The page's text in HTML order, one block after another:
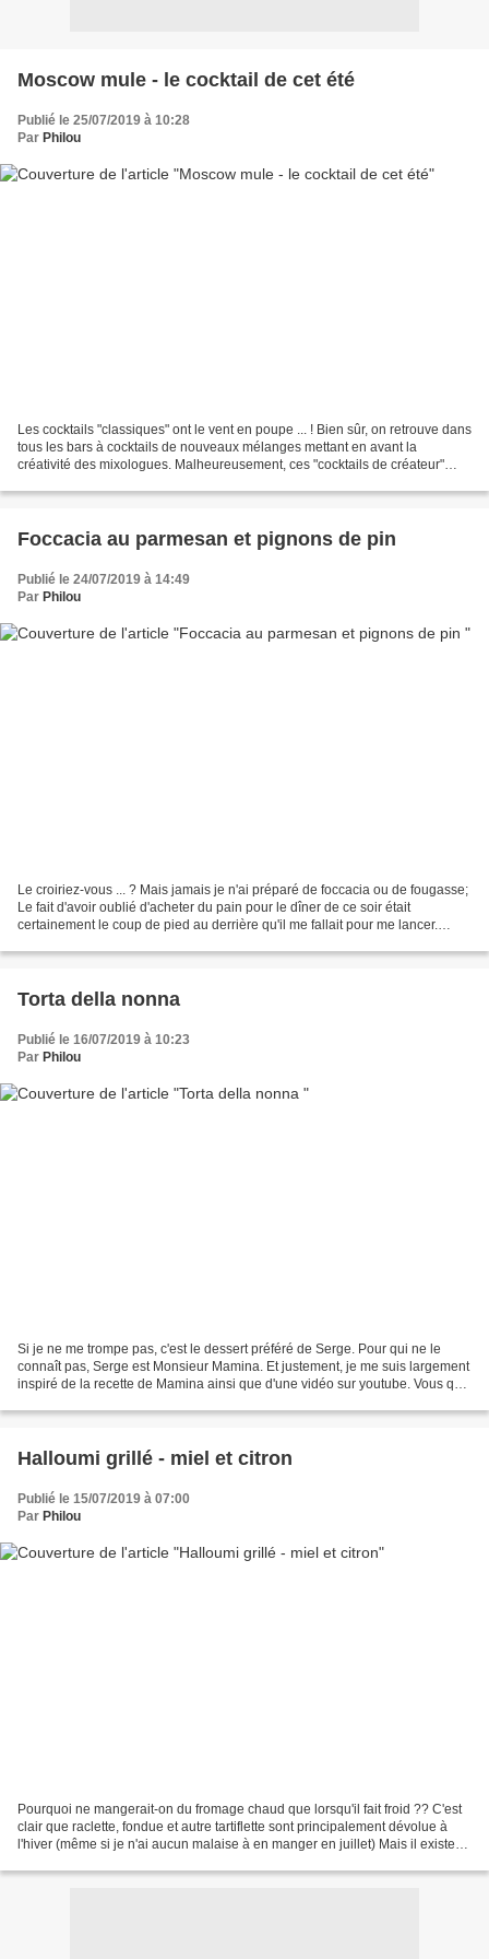
Moscow mule - le cocktail de cet été
Publié le 25/07/2019 à 10:28
Par Philou
Les cocktails "classiques" ont le vent en poupe ... ! Bien sûr, on retrouve dans
tous les bars à cocktails de nouveaux mélanges mettant en avant la
créativité des mixologues. Malheureusement, ces "cocktails de créateur"
Foccacia au parmesan et pignons de pin
Publié le 24/07/2019 à 14:49
Par Philou
Le croiriez-vous ... ? Mais jamais je n'ai préparé de foccacia ou de fougasse;
Le fait d'avoir oublié d'acheter du pain pour le dîner de ce soir était
certainement le coup de pied au derrière qu'il me fallait pour me lancer.
Torta della nonna
Publié le 16/07/2019 à 10:23
Par Philou
Si je ne me trompe pas, c'est le dessert préféré de Serge. Pour qui ne le
connaît pas, Serge est Monsieur Mamina. Et justement, je me suis largement
inspiré de la recette de Mamina ainsi que d'une vidéo sur youtube. Vous qui
Halloumi grillé - miel et citron
Publié le 15/07/2019 à 07:00
Par Philou
Pourquoi ne mangerait-on du fromage chaud que lorsqu'il fait froid ?? C'est
clair que raclette, fondue et autre tartiflette sont principalement dévolue à
l'hiver (même si je n'ai aucun malaise à en manger en juillet) Mais il existe